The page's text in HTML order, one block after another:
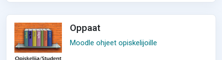
Oppaat
Moodle ohjeet opiskelijoille